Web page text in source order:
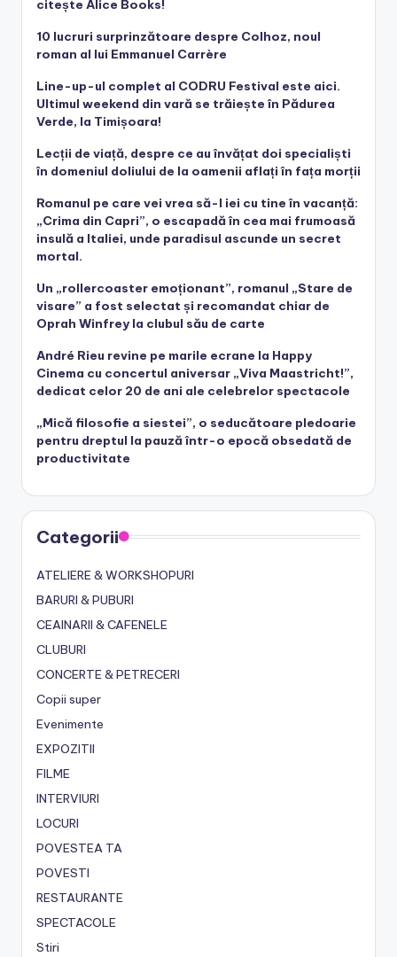
citește Alice Books!
10 lucruri surprinzătoare despre Colhoz, noul
roman al lui Emmanuel Carrère
Line-up-ul complet al CODRU Festival este aici.
Ultimul weekend din vară se trăiește în Pădurea
Verde, la Timișoara!
Lecții de viață, despre ce au învățat doi specialiști
în domeniul doliului de la oamenii aflați în fața morții
Romanul pe care vei vrea să-l iei cu tine în vacanță:
„Crima din Capri”, o escapadă în cea mai frumoasă
insulă a Italiei, unde paradisul ascunde un secret
mortal.
Un „rollercoaster emoționant”, romanul „Stare de
visare” a fost selectat și recomandat chiar de
Oprah Winfrey la clubul său de carte
André Rieu revine pe marile ecrane la Happy
Cinema cu concertul aniversar „Viva Maastricht!”,
dedicat celor 20 de ani ale celebrelor spectacole
„Mică filosofie a siestei”, o seducătoare pledoarie
pentru dreptul la pauză într-o epocă obsedată de
productivitate
Categorii
ATELIERE & WORKSHOPURI
BARURI & PUBURI
CEAINARII & CAFENELE
CLUBURI
CONCERTE & PETRECERI
Copii super
Evenimente
EXPOZITII
FILME
INTERVIURI
LOCURI
POVESTEA TA
POVESTI
RESTAURANTE
SPECTACOLE
Stiri